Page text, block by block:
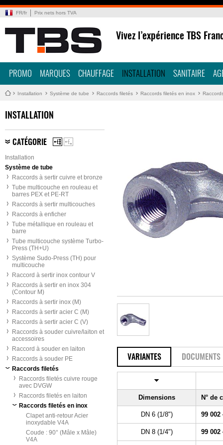
FR/fr Prix nets hors TVA
Vivez l’expérience TBS
PROMO MARQUES CHAUFFAGE INSTALLATION SANITAIRE
Installation Système de tube Raccords filetés Raccords filetés en inox
INSTALLATION
CATÉGORIE
Installation
Système de tube
Raccords à sertir cuivre et bronze
Tube multicouche en rouleau et
barres PEX et PE-RT
Raccords à sertir multicouches
Raccords à enficher
Tube métallique en rouleau et
barre
Tube multicouche système Turbo-
Press (TH+U)
Système Sudo-Press (TH) pour
multicouche
Raccord à sertir inox contour V
Raccords à sertir en inox 304
(Contour M)
Raccords à sertir inox (M)
Raccords à sertir acier C (M)
Raccords à sertir acier C (V)
Raccords à souder cuivre/laiton et
accessoires
Raccord à souder en laiton
Raccords à souder PE
Raccords filetés
Raccords filetés cuivre rouge
avec DVGW
Raccords filetés en laiton
Raccords filetés en inox
Clapet anti-retour Acier
inoxydable V4A
Coude : 90° (Mâle x Mâle)
V4A
VARIANTES DOCUMENTS
Dimensions N° de
DN 6 (1/8") 99 002
DN 8 (1/4") 99 002